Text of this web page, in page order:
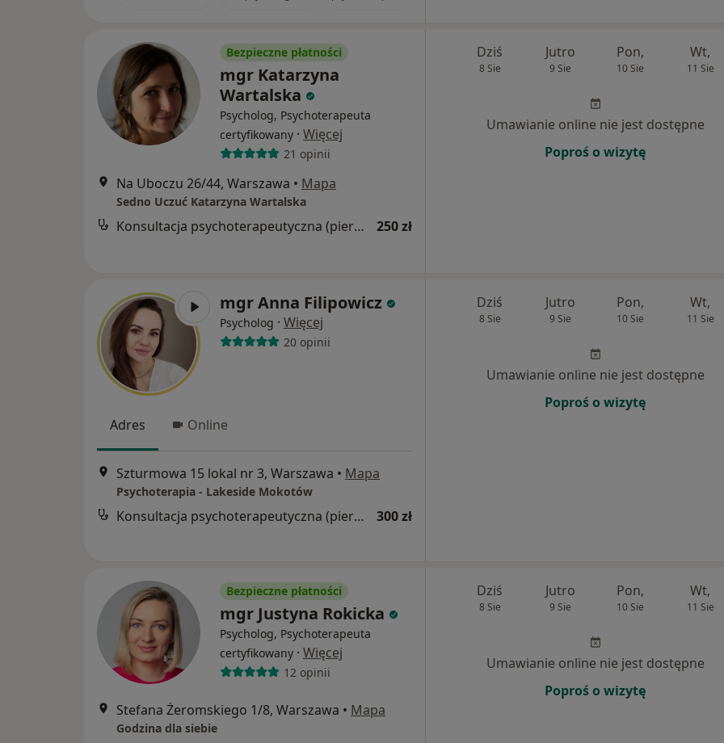
Bezpieczne płatności
mgr Katarzyna
Wartalska
Psycholog, Psychoterapeuta
certyfikowany · Więcej
21 opinii
Na Uboczu 26/44, Warszawa • Mapa
Sedno Uczuć Katarzyna Wartalska
Konsultacja psychoterapeutyczna (pierwsza wizyta) 250 zł
Dziś
8 Sie
Jutro
9 Sie
Pon,
10 Sie
Wt,
11 Sie
Umawianie online nie jest dostępne
Poproś o wizytę
mgr Anna Filipowicz
Psycholog · Więcej
20 opinii
Adres Online
Szturmowa 15 lokal nr 3, Warszawa • Mapa
Psychoterapia - Lakeside Mokotów
Konsultacja psychoterapeutyczna (pierwsza wizyta) 300 zł
Dziś
8 Sie
Jutro
9 Sie
Pon,
10 Sie
Wt,
11 Sie
Umawianie online nie jest dostępne
Poproś o wizytę
Bezpieczne płatności
mgr Justyna Rokicka
Psycholog, Psychoterapeuta
certyfikowany · Więcej
12 opinii
Stefana Żeromskiego 1/8, Warszawa • Mapa
Godzina dla siebie
Dziś
8 Sie
Jutro
9 Sie
Pon,
10 Sie
Wt,
11 Sie
Umawianie online nie jest dostępne
Poproś o wizytę